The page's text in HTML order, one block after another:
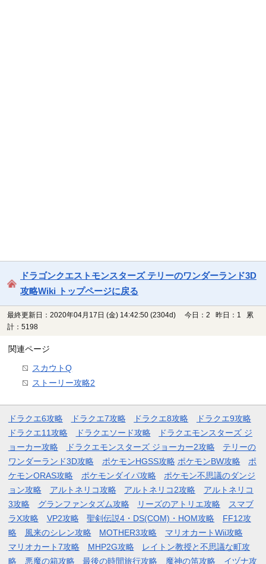
ドラゴンクエストモンスターズ テリーのワンダーランド3D
攻略Wiki トップページに戻る
最終更新日：2020年04月17日 (金) 14:42:50 (2304d)
今日：2 昨日：1 累
計：5198
関連ページ
スカウトQ
ストーリー攻略2
ドラクエ6攻略 ドラクエ7攻略 ドラクエ8攻略
ドラクエ9攻略
ドラクエ11攻略
ドラクエソード攻略
ドラクエモンスターズ ジ
ョーカー攻略
ドラクエモンスターズ ジョーカー2攻略
テリーの
ワンダーランド3D攻略
ポケモンHGSS攻略 ポケモンBW攻略
ポ
ケモンORAS攻略
ポケモンダイパ攻略
ポケモン不思議のダンジ
ョン攻略
アルトネリコ攻略 アルトネリコ2攻略
アルトネリコ
3攻略
グランファンタズム攻略 リーズのアトリエ攻略
スマブ
ラX攻略
VP2攻略 聖剣伝説4・DS(COM)・HOM攻略
FF12攻
略
風来のシレン攻略 MOTHER3攻略
マリオカートWii攻略
マリオカート7攻略
MHP2G攻略
レイトン教授と不思議な町攻
略
悪魔の箱攻略 最後の時間旅行攻略 魔神の笛攻略 イヅナ攻